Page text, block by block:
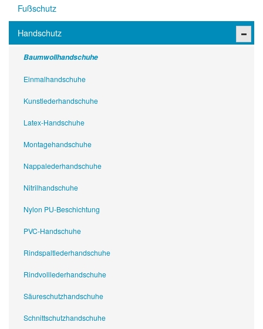
Fußschutz
Handschutz
Baumwollhandschuhe
Einmalhandschuhe
Kunstlederhandschuhe
Latex-Handschuhe
Montagehandschuhe
Nappalederhandschuhe
Nitrilhandschuhe
Nylon PU-Beschichtung
PVC-Handschuhe
Rindspaltlederhandschuhe
Rindvolllederhandschuhe
Säureschutzhandschuhe
Schnittschutzhandschuhe